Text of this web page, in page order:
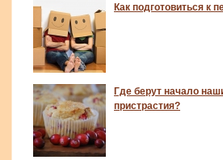
Как подготовиться к
Где берут начало
пристрастия?